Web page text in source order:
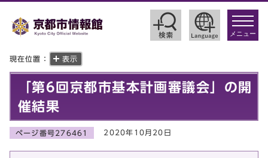
toggle
メニュー
現在位置： 表示
「第6回京都市基本計画審議会」の開
催結果
ページ番号276461 2020年10月20日